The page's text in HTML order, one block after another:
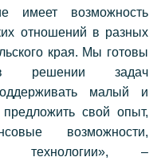
имеет возможность
отношений в разных
края. Мы готовы
в решении задач
малый и
свой опыт,
возможности,
технологии», –